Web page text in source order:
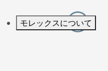
モレックスについて